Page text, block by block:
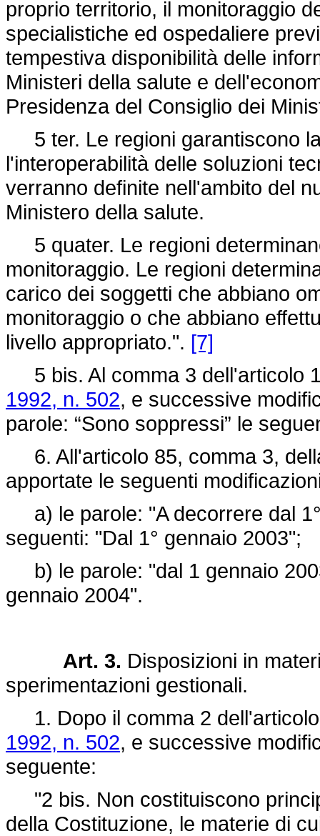
proprio territorio, il monitoraggio
specialistiche ed ospedaliere
tempestiva disponibilità delle
Ministeri della salute e
Presidenza del Consiglio dei
5 ter. Le regioni garantiscono
l'interoperabilità delle soluzioni
verranno definite nell'ambito del
Ministero della salute.
5 quater. Le regioni
monitoraggio. Le regioni
carico dei soggetti che abbiano
monitoraggio o che abbiano
livello appropriato.". [7]
5 bis. Al comma 3 dell'articolo
1992, n. 502, e successive
parole: “Sono soppressi” le
6. All'articolo 85, comma 3,
apportate le seguenti
a) le parole: "A decorrere dal
seguenti: "Dal 1° gennaio 2003";
b) le parole: "dal 1 gennaio
gennaio 2004".
Art. 3. Disposizioni in
sperimentazioni gestionali.
1. Dopo il comma 2
1992, n. 502, e successive
seguente:
"2 bis. Non costituiscono
della Costituzione, le materie di